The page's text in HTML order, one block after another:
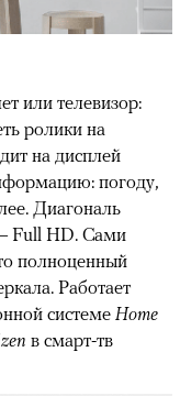
или телевизор:
ролики на
на дисплей
погоду,
Диагональ
Full HD. Сами
полноценный
Работает
системе Home
в смарт-тв